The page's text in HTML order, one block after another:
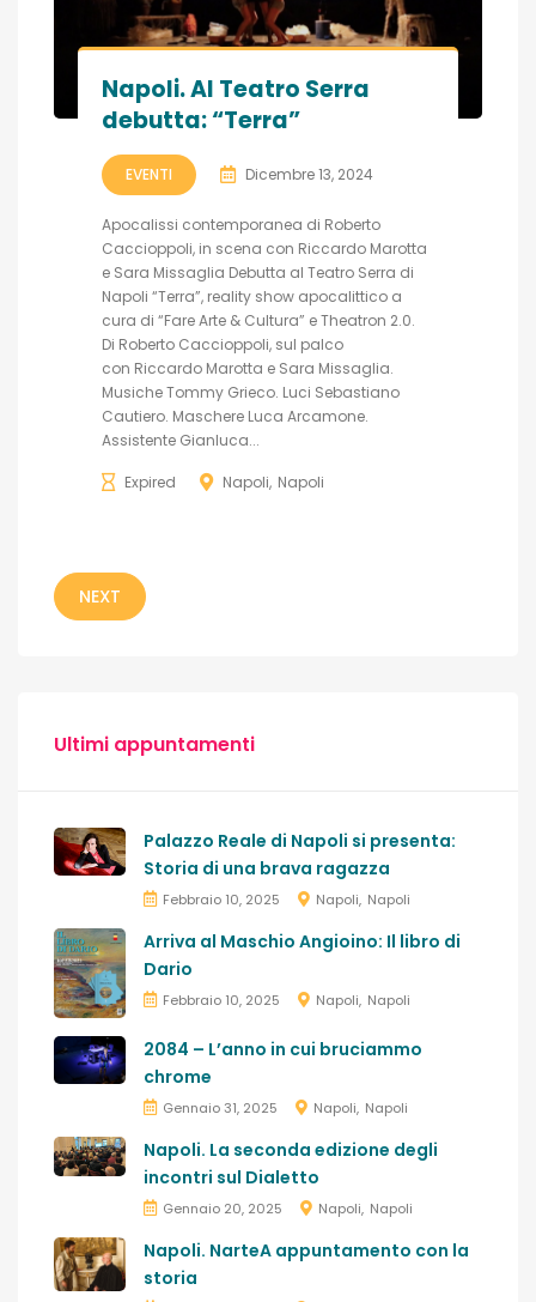
Napoli. Al Teatro Serra
debutta: “Terra”
EVENTI Dicembre 13, 2024
Apocalissi contemporanea di Roberto
Caccioppoli, in scena con Riccardo Marotta
e Sara Missaglia Debutta al Teatro Serra di
Napoli “Terra”, reality show apocalittico a
cura di “Fare Arte & Cultura” e Theatron 2.0.
Di Roberto Caccioppoli, sul palco
con Riccardo Marotta e Sara Missaglia.
Musiche Tommy Grieco. Luci Sebastiano
Cautiero. Maschere Luca Arcamone.
Assistente Gianluca...
Expired Napoli Napoli
NEXT
Ultimi appuntamenti
Palazzo Reale di Napoli si presenta:
Storia di una brava ragazza
Febbraio 10, 2025 Napoli Napoli
Arriva al Maschio Angioino: Il libro di
Dario
Febbraio 10, 2025 Napoli Napoli
2084 – L’anno in cui bruciammo
chrome
Gennaio 31, 2025 Napoli Napoli
Napoli. La seconda edizione degli
incontri sul Dialetto
Gennaio 20, 2025 Napoli Napoli
Napoli. NarteA appuntamento con la
storia